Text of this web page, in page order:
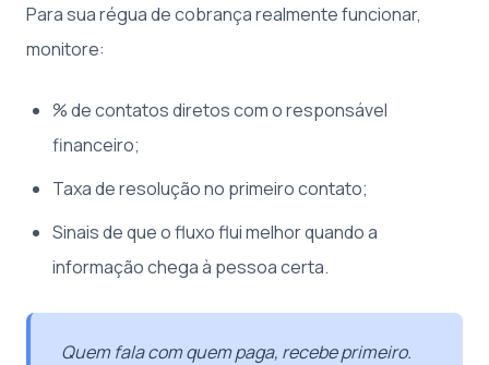
Para sua régua de cobrança realmente funcionar,
monitore:
% de contatos diretos com o responsável
financeiro;
Taxa de resolução no primeiro contato;
Sinais de que o fluxo flui melhor quando a
informação chega à pessoa certa.
Quem fala com quem paga, recebe primeiro.